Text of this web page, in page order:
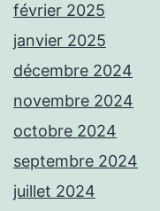
février 2025
janvier 2025
décembre 2024
novembre 2024
octobre 2024
septembre 2024
juillet 2024